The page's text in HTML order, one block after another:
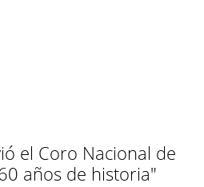
el Coro Nacional de
años de historia"